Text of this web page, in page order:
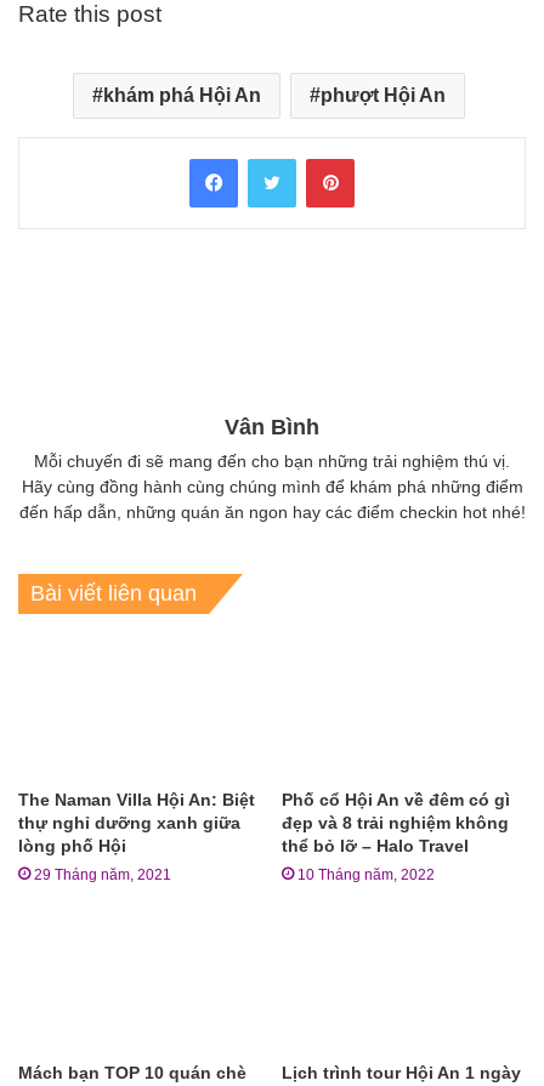
Rate this post
khám phá Hội An phượt Hội An
FacebookTwitter Pinterest
Vân Bình
Mỗi chuyến đi sẽ mang đến cho bạn những trải nghiệm thú vị.
Hãy cùng đồng hành cùng chúng mình để khám phá những điểm
đến hấp dẫn, những quán ăn ngon hay các điểm checkin hot nhé!
Bài viết liên quan
The Naman Villa Hội An: Biệt
thự nghỉ dưỡng xanh giữa
lòng phố Hội
29 Tháng năm, 2021
Phố cổ Hội An về đêm có gì
đẹp và 8 trải nghiệm không
thể bỏ lỡ – Halo Travel
10 Tháng năm, 2022
Mách bạn TOP 10 quán chè
Lịch trình tour Hội An 1 ngày